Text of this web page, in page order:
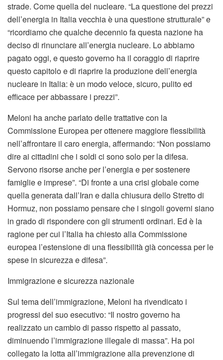
strade. Come quella del nucleare. “La questione dei prezzi
dell’energia in Italia vecchia è una questione strutturale” e
“ricordiamo che qualche decennio fa questa nazione ha
deciso di rinunciare all’energia nucleare. Lo abbiamo
pagato oggi, e questo governo ha il coraggio di riaprire
questo capitolo e di riaprire la produzione dell’energia
nucleare in Italia: è un modo veloce, sicuro, pulito ed
efficace per abbassare i prezzi”.
Meloni ha anche parlato delle trattative con la
Commissione Europea per ottenere maggiore flessibilità
nell’affrontare il caro energia, affermando: “Non possiamo
dire ai cittadini che i soldi ci sono solo per la difesa.
Servono risorse anche per l’energia e per sostenere
famiglie e imprese”. “Di fronte a una crisi globale come
quella generata dall’Iran e dalla chiusura dello Stretto di
Hormuz, non possiamo pensare che i singoli governi siano
in grado di rispondere con gli strumenti ordinari. Ed è la
ragione per cui l’Italia ha chiesto alla Commissione
europea l’estensione di una flessibilità già concessa per le
spese in sicurezza e difesa”.
Immigrazione e sicurezza nazionale
Sul tema dell’immigrazione, Meloni ha rivendicato i
progressi del suo esecutivo: “Il nostro governo ha
realizzato un cambio di passo rispetto al passato,
diminuendo l’immigrazione illegale di massa”. Ha poi
collegato la lotta all’immigrazione alla prevenzione di